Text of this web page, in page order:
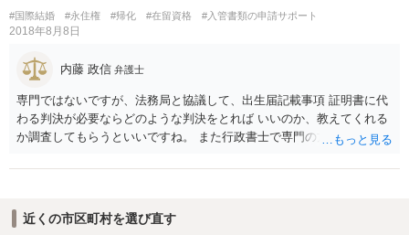
#国際結婚 #永住権 #帰化 #在留資格 #入管書類の申請サポート
2018年8月8日
内藤 政信 弁護士
専門ではないですが、法務局と協議して、出生届記載事項 証明書に代
わる判決が必要ならどのような判決をとれば いいのか、教えてくれる
か調査してもらうといいですね。 また行政書士で専門の方がいそうな
近くの市区町村を選び直す